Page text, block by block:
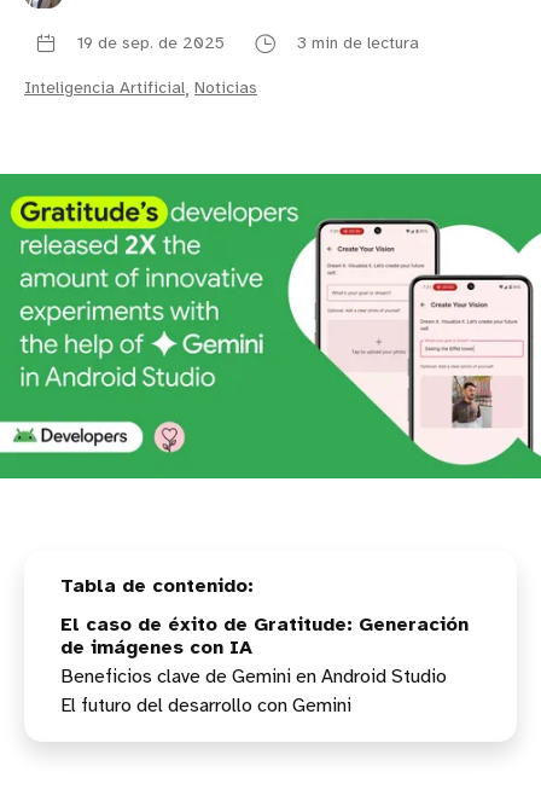
19 de sep. de 2025 3 min de lectura
Inteligencia Artificial, Noticias
El caso de éxito de Gratitude: Generación
de imágenes con IA
Beneficios clave de Gemini en Android Studio
El futuro del desarrollo con Gemini